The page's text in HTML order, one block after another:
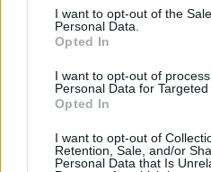
consent section.
I want to opt-out of the
Personal Data.
Opted In
I want to opt-out of
Personal Data for Targeted
Opted In
I want to opt-out of
Retention, Sale, and/or
Personal Data that Is
ΟΛΕΣ ΟΙ ΕΙΔΗΣΕΙΣ
-Πάνω από 1.000 άτομα στην
«Φρένο» στα σχέδια για
Καιρός: Λασποβροχές